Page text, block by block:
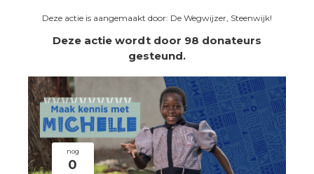
Deze actie is aangemaakt door: De Wegwijzer, Steenwijk!
Deze actie wordt door 98 donateurs
gesteund.
nog
0